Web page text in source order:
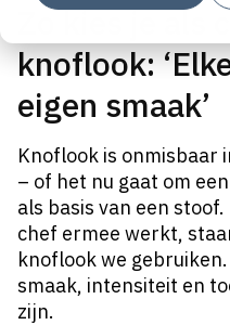
Zo kies je als
knoflook:
eigen smaak’
Knoflook is onmisbaar
– of het nu gaat om
als basis van een
chef ermee werkt,
knoflook we
smaak, intensiteit en
zijn.